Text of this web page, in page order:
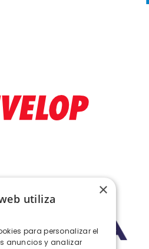
×
utiliza
para personalizar el
anuncios y analizar